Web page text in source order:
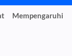
Mempengaruhi